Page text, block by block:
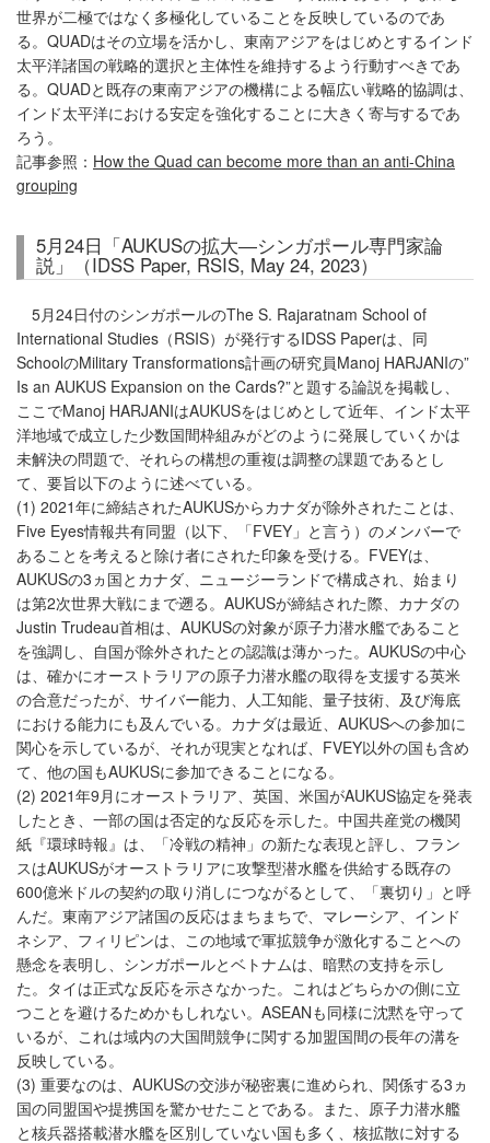
世界が二極ではなく多極化していることを反映しているのであ
る。QUADはその立場を活かし、東南アジアをはじめとするインド
太平洋諸国の戦略的選択と主体性を維持するよう行動すべきであ
る。QUADと既存の東南アジアの機構による幅広い戦略的協調は、
インド太平洋における安定を強化することに大きく寄与するであ
ろう。
記事参照： How the Quad can become more than an anti-China
grouping
5月24日「AUKUSの拡大―シンガポール専門家論
説」（IDSS Paper, RSIS, May 24, 2023）
5月24日付のシンガポールのThe S. Rajaratnam School of
International Studies（RSIS）が発行するIDSS Paperは、同
SchoolのMilitary Transformations計画の研究員Manoj HARJANIの”
Is an AUKUS Expansion on the Cards?”と題する論説を掲載し、
ここでManoj HARJANIはAUKUSをはじめとして近年、インド太平
洋地域で成立した少数国間枠組みがどのように発展していくかは
未解決の問題で、それらの構想の重複は調整の課題であるとし
て、要旨以下のように述べている。
(1) 2021年に締結されたAUKUSからカナダが除外されたことは、
Five Eyes情報共有同盟（以下、「FVEY」と言う）のメンバーで
あることを考えると除け者にされた印象を受ける。FVEYは、
AUKUSの3ヵ国とカナダ、ニュージーランドで構成され、始まり
は第2次世界大戦にまで遡る。AUKUSが締結された際、カナダの
Justin Trudeau首相は、AUKUSの対象が原子力潜水艦であること
を強調し、自国が除外されたとの認識は薄かった。AUKUSの中心
は、確かにオーストラリアの原子力潜水艦の取得を支援する英米
の合意だったが、サイバー能力、人工知能、量子技術、及び海底
における能力にも及んでいる。カナダは最近、AUKUSへの参加に
関心を示しているが、それが現実となれば、FVEY以外の国も含め
て、他の国もAUKUSに参加できることになる。
(2) 2021年9月にオーストラリア、英国、米国がAUKUS協定を発表
したとき、一部の国は否定的な反応を示した。中国共産党の機関
紙『環球時報』は、「冷戦の精神」の新たな表現と評し、フラン
スはAUKUSがオーストラリアに攻撃型潜水艦を供給する既存の
600億米ドルの契約の取り消しにつながるとして、「裏切り」と呼
んだ。東南アジア諸国の反応はまちまちで、マレーシア、インド
ネシア、フィリピンは、この地域で軍拡競争が激化することへの
懸念を表明し、シンガポールとベトナムは、暗黙の支持を示し
た。タイは正式な反応を示さなかった。これはどちらかの側に立
つことを避けるためかもしれない。ASEANも同様に沈黙を守って
いるが、これは域内の大国間競争に関する加盟国間の長年の溝を
反映している。
(3) 重要なのは、AUKUSの交渉が秘密裏に進められ、関係する3ヵ
国の同盟国や提携国を驚かせたことである。また、原子力潜水艦
と核兵器搭載潜水艦を区別していない国も多く、核拡散に対する